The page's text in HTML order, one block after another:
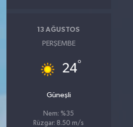
13 AĞUSTOS
PERŞEMBE
24°
Güneşli
Nem: %35
Rüzgar: 8.50 m/s